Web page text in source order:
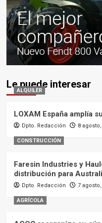
Le puede interesar
ALQUILER
LOXAM España amplía
Dpto. Redacción 8 agosto,
CONSTRUCCIÓN
Faresin Industries y
distribución para
Dpto. Redacción 7 agosto,
AGRÍCOLA